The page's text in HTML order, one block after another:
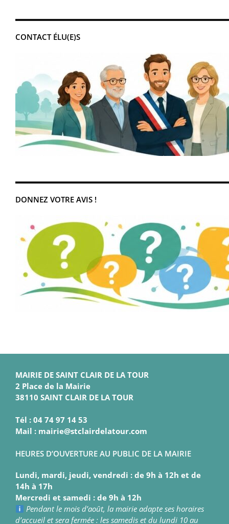
CONTACT ÉLU(E)S
DONNEZ VOTRE AVIS !
MAIRIE DE SAINT CLAIR DE LA TOUR
2 Place de la Mairie
38110 SAINT CLAIR DE LA TOUR
Tél : 04 74 97 14 53
Mail : mairie@stclairdelatour.com
HEURES D’OUVERTURE AU PUBLIC DE LA MAIRIE
Lundi, mardi, jeudi, vendredi : de 9h à 12h et de
14h à 17h
Mercredi et samedi : de 9h à 12h
Pendant le mois d’août, la mairie adapte ses horaires
d’accueil et sera fermée : les samedis et du lundi 10 au